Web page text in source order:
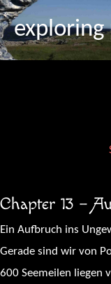
Zum
Inhalt
springen
exploring
Chapter 13 –
Ein Aufbruch ins
Gerade sind wir von
600 Seemeilen liegen